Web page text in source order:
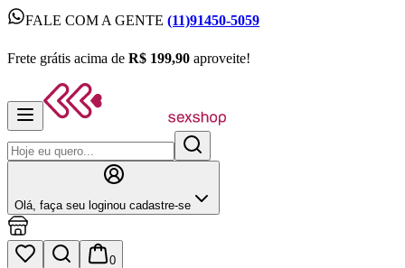
FALE COM A GENTE (11)91450-5059
Frete grátis acima de R$ 199,90 aproveite!
Olá, faça seu loginou cadastre‑se
0